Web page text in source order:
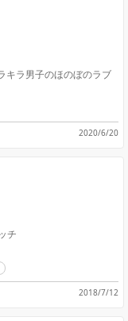
キラ男子のほのぼのラブ
2020/6/20
チ
2018/7/12